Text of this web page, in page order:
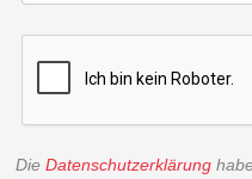
Die Datenschutzerklärung